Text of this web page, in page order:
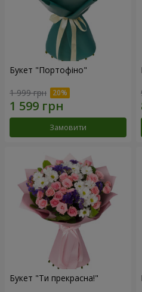
Букет "Портофіно"
1 999 грн
Замовити
Букет "Ти прекрасна!"